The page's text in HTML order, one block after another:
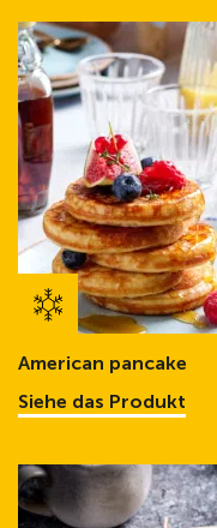
American pancake
Siehe das Produkt